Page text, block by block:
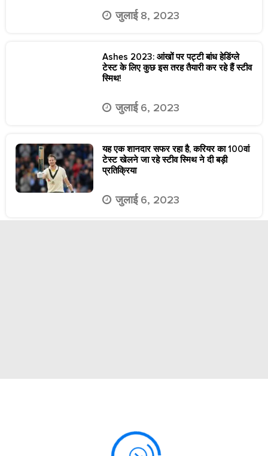
जुलाई 8, 2023
Ashes 2023: आंखों पर पट्टी बांध हेडिंग्ले
टेस्ट के लिए कुछ इस तरह तैयारी कर रहे हैं स्टीव
स्मिथ!
जुलाई 6, 2023
यह एक शानदार सफर रहा है, करियर का 100वां
टेस्ट खेलने जा रहे स्टीव स्मिथ ने दी बड़ी
प्रतिक्रिया
जुलाई 6, 2023